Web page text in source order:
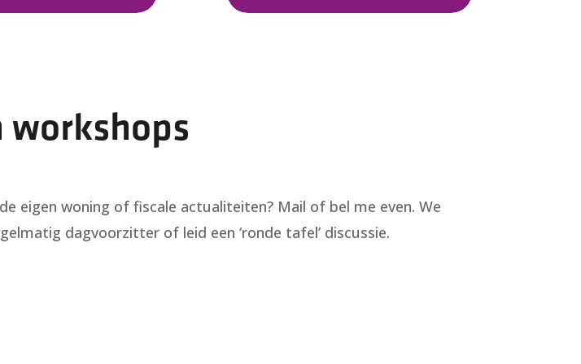
workshops
eigen woning of fiscale actualiteiten? Mail of bel me even. We
dagvoorzitter of leid een ‘ronde tafel’ discussie.